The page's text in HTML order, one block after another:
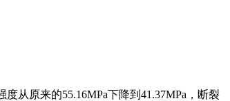
从原来的55.16MPa下降到41.37MPa，断裂